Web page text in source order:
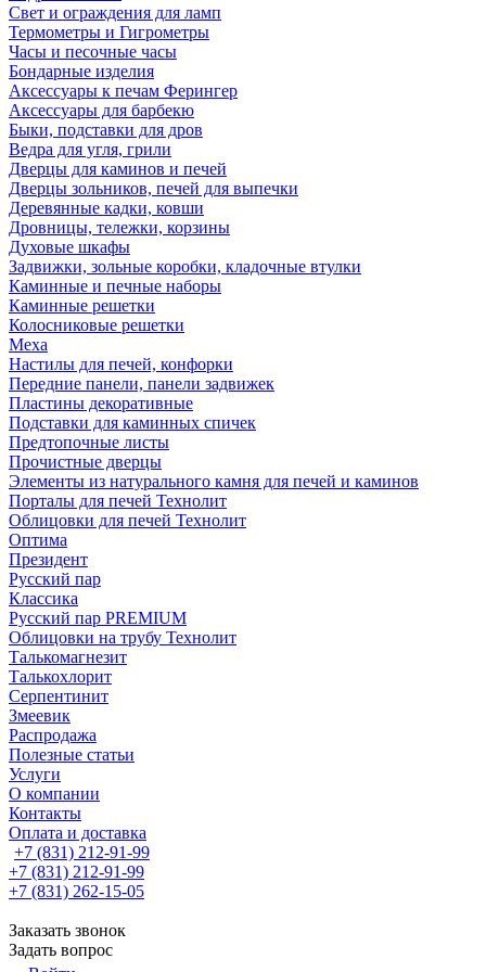
Свет и ограждения для ламп
Термометры и Гигрометры
Часы и песочные часы
Бондарные изделия
Аксессуары к печам Ферингер
Аксессуары для барбекю
Быки, подставки для дров
Ведра для угля, грили
Дверцы для каминов и печей
Дверцы зольников, печей для выпечки
Деревянные кадки, ковши
Дровницы, тележки, корзины
Духовые шкафы
Задвижки, зольные коробки, кладочные втулки
Каминные и печные наборы
Каминные решетки
Колосниковые решетки
Меха
Настилы для печей, конфорки
Передние панели, панели задвижек
Пластины декоративные
Подставки для каминных спичек
Предтопочные листы
Прочистные дверцы
Элементы из натурального камня для печей и каминов
Порталы для печей Технолит
Облицовки для печей Технолит
Оптима
Президент
Русский пар
Классика
Русский пар PREMIUM
Облицовки на трубу Технолит
Талькомагнезит
Талькохлорит
Серпентинит
Змеевик
Распродажа
Полезные статьи
Услуги
О компании
Контакты
Оплата и доставка
+7 (831) 212-91-99
+7 (831) 212-91-99
+7 (831) 262-15-05
Заказать звонок
Задать вопрос